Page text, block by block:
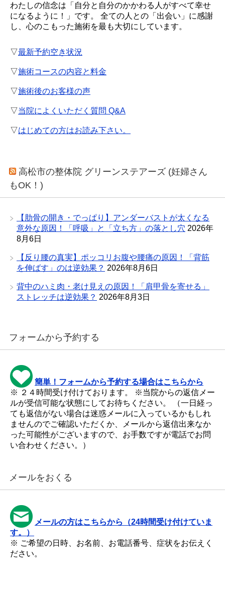
わたしの信念は「自分と自分のかかわる人がすべて幸せ
になるように！」です。 全ての人との「出会い」に感謝
し、心のこもった施術を最も大切にしています。
▽最新予約空き状況
▽施術コースの内容と料金
▽施術後のお客様の声
▽当院によくいただく質問 Q&A
▽はじめての方はお読み下さい。
高松市の整体院 グリーンステアーズ (妊婦さん
もOK！)
【肋骨の開き・でっぱり】アンダーバストが太くなる
意外な原因！「呼吸」と「立ち方」の落とし穴 2026年
8月6日
【反り腰の真実】ポッコリお腹や腰痛の原因！「背筋
を伸ばす」のは逆効果？ 2026年8月6日
背中のハミ肉・老け見えの原因！「肩甲骨を寄せる」
ストレッチは逆効果？ 2026年8月3日
フォームから予約する
簡単！フォームから予約する場合はこちらから
※ ２４時間受け付けております。 ※当院からの返信メー
ルが受信可能な状態にしてお待ちください。 （一日経っ
ても返信がない場合は迷惑メールに入っているかもしれ
ませんのでご確認いただくか、メールから返信出来なか
った可能性がございますので、お手数ですが電話でお問
い合わせください。）
メールをおくる
メールの方はこちらから（24時間受け付けていま
す。）
※ ご希望の日時、お名前、お電話番号、症状をお伝えく
ださい。